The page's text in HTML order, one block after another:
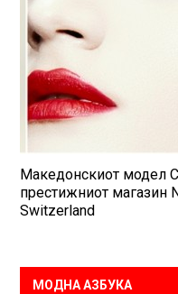
Македонскиот модел
престижниот магазин
Switzerland
МОДНА АЗБУКА